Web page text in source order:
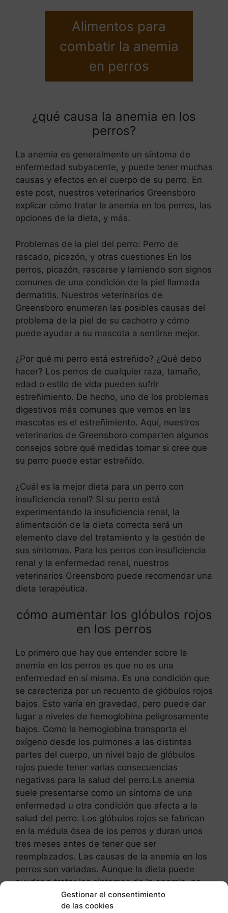
Gestionar el consentimiento
de las cookies
Alimentos para
combatir la anemia
en perros
¿qué causa la anemia en los
perros?
La anemia es generalmente un síntoma de
enfermedad subyacente, y puede tener muchas
causas y efectos en el cuerpo de su perro. En
este post, nuestros veterinarios Greensboro
explicar cómo tratar la anemia en los perros, las
opciones de la dieta, y más.
Problemas de la piel del perro: Perro de
rascado, picazón, y otras cuestiones En los
perros, picazón, rascarse y lamiendo son signos
comunes de una condición de la piel llamada
dermatitis. Nuestros veterinarios de
Greensboro enumeran las posibles causas del
problema de la piel de su cachorro y cómo
puede ayudar a su mascota a sentirse mejor.
¿Por qué mi perro está estreñido? ¿Qué debo
hacer? Los perros de cualquier raza, tamaño,
edad o estilo de vida pueden sufrir
estreñimiento. De hecho, uno de los problemas
digestivos más comunes que vemos en las
mascotas es el estreñimiento. Aquí, nuestros
veterinarios de Greensboro comparten algunos
consejos sobre qué medidas tomar si cree que
su perro puede estar estreñido.
¿Cuál es la mejor dieta para un perro con
insuficiencia renal? Si su perro está
experimentando la insuficiencia renal, la
alimentación de la dieta correcta será un
elemento clave del tratamiento y la gestión de
sus síntomas. Para los perros con insuficiencia
renal y la enfermedad renal, nuestros
veterinarios Greensboro puede recomendar una
dieta terapéutica.
cómo aumentar los glóbulos rojos
en los perros
Lo primero que hay que entender sobre la
anemia en los perros es que no es una
enfermedad en sí misma. Es una condición que
se caracteriza por un recuento de glóbulos rojos
bajos. Esto varía en gravedad, pero puede dar
lugar a niveles de hemoglobina peligrosamente
bajos. Como la hemoglobina transporta el
oxígeno desde los pulmones a las distintas
partes del cuerpo, un nivel bajo de glóbulos
rojos puede tener varias consecuencias
negativas para la salud del perro.La anemia
suele presentarse como un síntoma de una
enfermedad u otra condición que afecta a la
salud del perro. Los glóbulos rojos se fabrican
en la médula ósea de los perros y duran unos
tres meses antes de tener que ser
reemplazados. Las causas de la anemia en los
perros son variadas. Aunque la dieta puede
ayudar a tratar los síntomas de la anemia, no
todas las causas están relacionadas con lo que
come el perro. Sin embargo, una dieta